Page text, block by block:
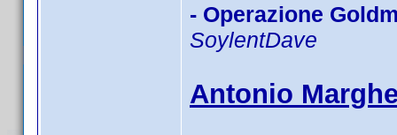
- Operazione
SoylentDave
Antonio